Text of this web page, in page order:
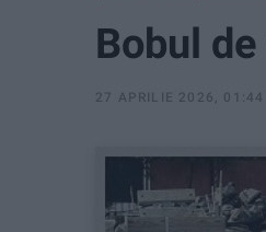
Bobul
27 APRILIE 2026, 01:44